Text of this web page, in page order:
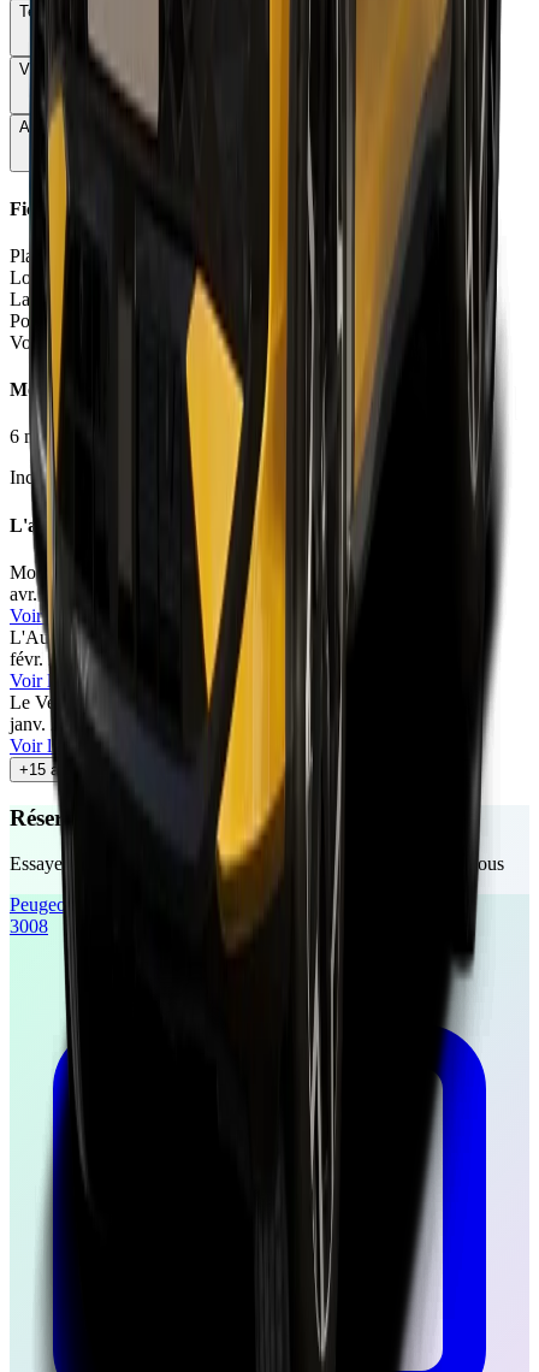
Technologie
Vie à bord 85
Autonomie & Recharge
Fiche Technique
Places
5 places
Longueur
Largeur
Poids à vide
1599 - 1879 kg
Volume coffre
490 - 652
Moteurs et Finitions
6 motorisation finition
Inclure Malus 2026
L'avis des experts
Motor1
avr. 2026
Voir l'article
L'Auto-Journal
févr. 2026 •Cyril Biotteau
Voir l'article
Le Vendeur Automobiles
76
/100
janv. 2026• Le Vendeur Automobiles
Voir l'article
+15 autres avis
Réservez votre essai gratuit
Essayez ces véhicules chez un concessionnaire près de chez vous
Peugeot
3008